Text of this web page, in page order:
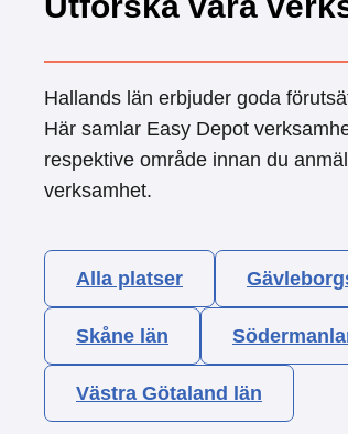
Hallands län erbjuder goda
Här samlar Easy Depot
respektive område innan du
verksamhet.
Alla platser
Skåne län
Västra Götaland län